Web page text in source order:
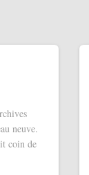
neuve.
coin de